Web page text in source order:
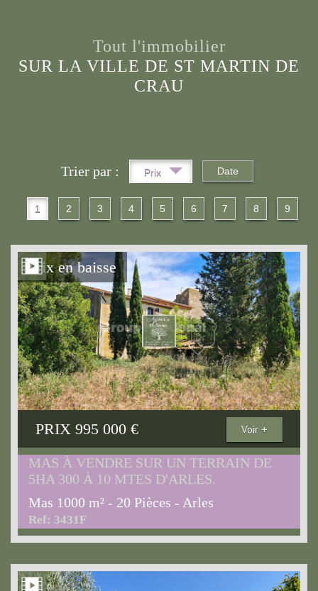
Tout l'immobilier
SUR LA VILLE DE ST MARTIN DE
CRAU
Trier par : Prix Date
1 2 3 4 5 6 7 8 9
Prix en baisse
PRIX 995 000 € Voir +
MAS À VENDRE SUR UN TERRAIN DE
5HA 300 À 10 MTES D'ARLES.
Mas 1000 m² - 20 Pièces - Arles
Ref: 3431F